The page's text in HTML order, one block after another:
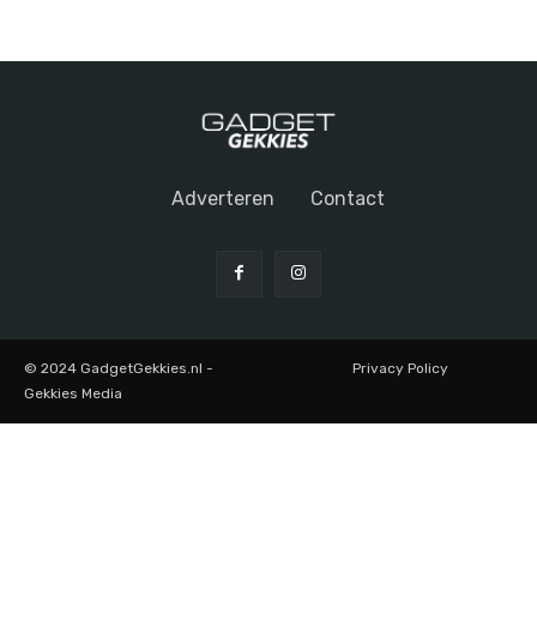
Adverteren Contact
© 2024 GadgetGekkies.nl -
Gekkies Media
Privacy Policy